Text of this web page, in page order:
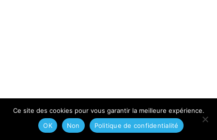
Ce site des cookies pour vous garantir la meilleure expérience.
OK
Non Politique de confidentialité